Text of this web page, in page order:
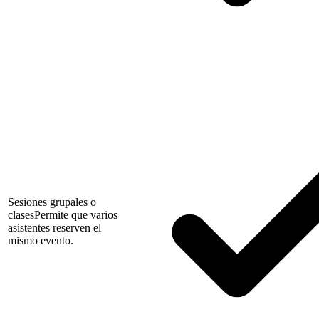
Sesiones grupales o
clasesPermite que varios
asistentes reserven el
mismo evento.